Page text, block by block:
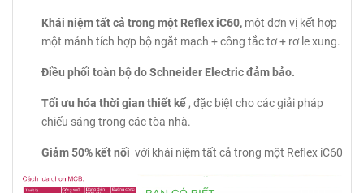
Khái niệm tất cả trong một Reflex iC60, một đơn vị kết hợp
một mảnh tích hợp bộ ngắt mạch + công tắc tơ + rơ le xung.
Điều phối toàn bộ do Schneider Electric đảm bảo.
Tối ưu hóa thời gian thiết kế , đặc biệt cho các giải pháp
chiếu sáng trong các tòa nhà.
Giảm 50% kết nối với khái niệm tất cả trong một Reflex iC60